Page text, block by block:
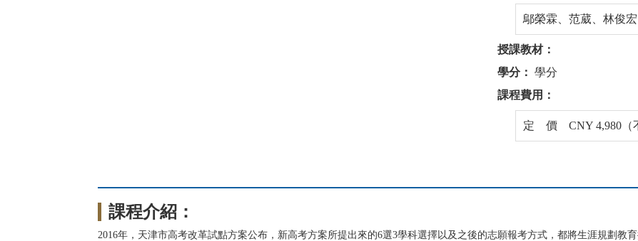
鄔榮霖、范葳、林俊
授課教材：
學分： 學分
課程費用：
定 價 CNY 4,980（
課程介紹：
2016年，天津市高考改革試點方案公布，新高考方案所提出來的6選3學科選擇以及之後的志願報考方式，都將生涯規劃教